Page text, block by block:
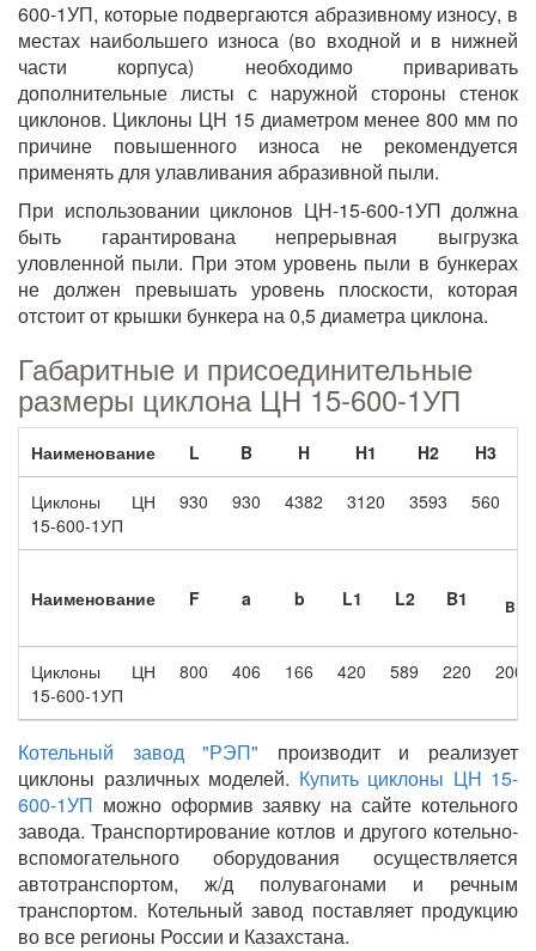
600-1УП, которые подвергаются абразивному износу, в
местах наибольшего износа (во входной и в нижней
части корпуса) необходимо приваривать
дополнительные листы с наружной стороны стенок
циклонов. Циклоны ЦН 15 диаметром менее 800 мм по
причине повышенного износа не рекомендуется
применять для улавливания абразивной пыли.
При использовании циклонов ЦН-15-600-1УП должна
быть гарантирована непрерывная выгрузка
уловленной пыли. При этом уровень пыли в бункерах
не должен превышать уровень плоскости, которая
отстоит от крышки бункера на 0,5 диаметра циклона.
Габаритные и присоединительные
размеры циклона ЦН 15-600-1УП
Наименование L B H H1 H2 H3
Циклоны ЦН
15-600-1УП
930 930 4382 3120 3593 560
Наименование F a b L1 L2 B1 B
Циклоны ЦН
15-600-1УП
800 406 166 420 589 220 200
Котельный завод "РЭП" производит и реализует
циклоны различных моделей. Купить циклоны ЦН 15-
600-1УП можно оформив заявку на сайте котельного
завода. Транспортирование котлов и другого котельно-
вспомогательного оборудования осуществляется
автотранспортом, ж/д полувагонами и речным
транспортом. Котельный завод поставляет продукцию
во все регионы России и Казахстана.